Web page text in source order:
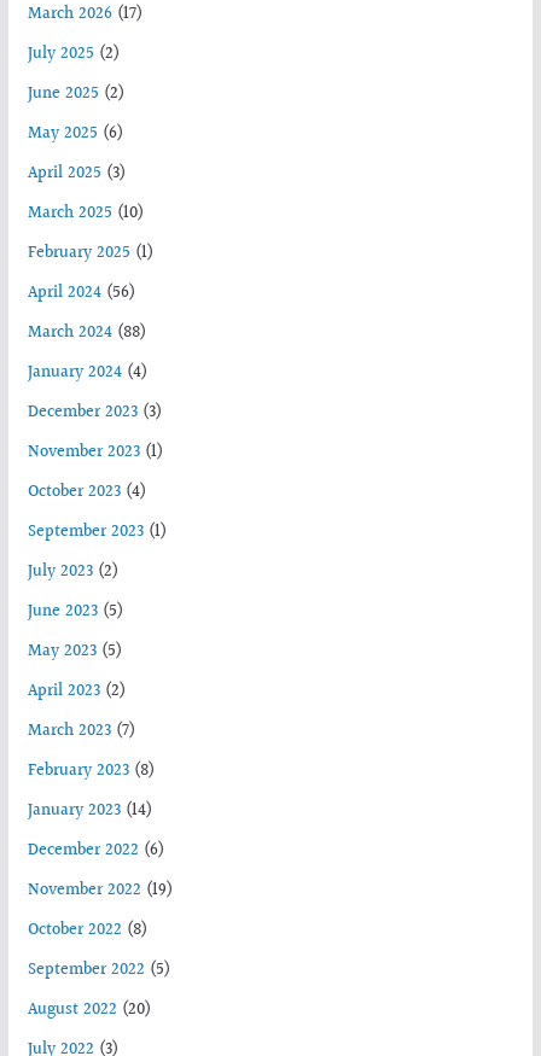
March 2026(17)
July 2025 (2)
June 2025 (2)
May 2025 (6)
April 2025 (3)
March 2025 (10)
February 2025 (1)
April 2024(56)
March 2024(88)
January 2024(4)
December 2023(3)
November 2023(1)
October 2023(4)
September 2023(1)
July 2023(2)
June 2023(5)
May 2023(5)
April 2023(2)
March 2023(7)
February 2023(8)
January 2023(14)
December 2022 (6)
November 2022 (19)
October 2022 (8)
September 2022 (5)
August 2022 (20)
July 2022 (3)